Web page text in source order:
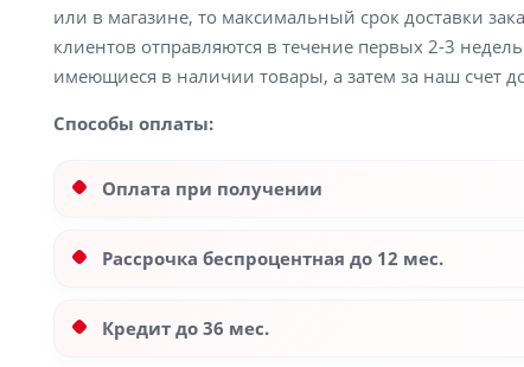
или в магазине, то максимальный срок доставки
клиентов отправляются в течение первых 2-3
имеющиеся в наличии товары, а затем за наш счет
Способы оплаты:
Оплата при получении
Рассрочка беспроцентная до 12 мес.
Кредит до 36 мес.